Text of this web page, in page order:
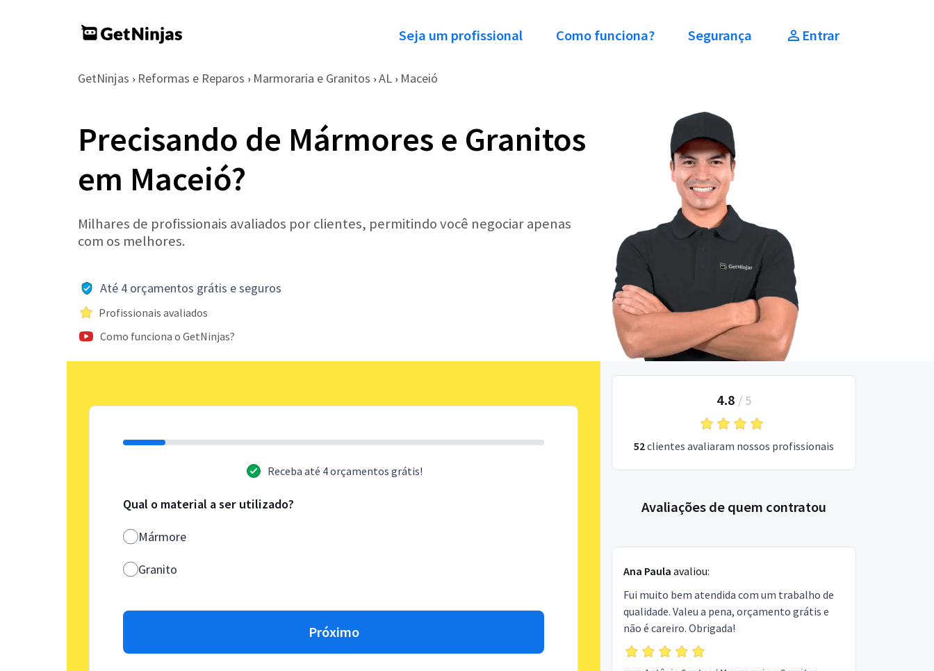
Seja um profissional Como funciona? Segurança Entrar
GetNinjas › Reformas e Reparos › Marmoraria e Granitos › AL › Maceió
Precisando de Mármores e Granitos
em Maceió?
Milhares de profissionais avaliados por clientes, permitindo você negociar apenas
com os melhores.
Até 4 orçamentos grátis e seguros
Profissionais avaliados
Como funciona o GetNinjas?
Receba até 4 orçamentos grátis!
Qual o material a ser utilizado?
Mármore
Granito
Próximo
4.8 / 5
52clientes avaliaram nossos profissionais
Avaliações de quem contratou
Ana Paula avaliou:
Fui muito bem atendida com um trabalho de
qualidade. Valeu a pena, orçamento grátis e
não é careiro. Obrigada!